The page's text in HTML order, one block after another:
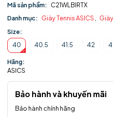
Mã sản phẩm: C21WLBIRTX
Danh mục: Giày Tennis ASICS ,
Size:
40
40.5 41.5 42
Hãng:
ASICS
Bảo hành và khuyến mãi
Bảo hành chính hãng